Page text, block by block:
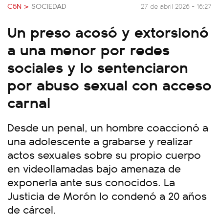
C5N > SOCIEDAD 27 de abril 2026 - 16:27
Un preso acosó y extorsionó
a una menor por redes
sociales y lo sentenciaron
por abuso sexual con acceso
carnal
Desde un penal, un hombre coaccionó a
una adolescente a grabarse y realizar
actos sexuales sobre su propio cuerpo
en videollamadas bajo amenaza de
exponerla ante sus conocidos. La
Justicia de Morón lo condenó a 20 años
de cárcel.